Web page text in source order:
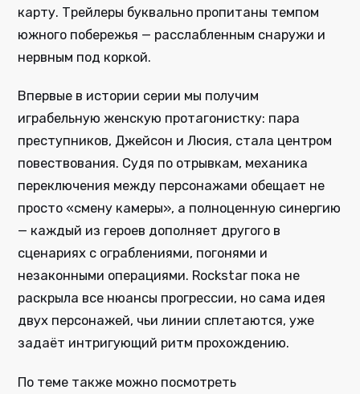
карту. Трейлеры буквально пропитаны темпом
южного побережья — расслабленным снаружи и
нервным под коркой.
Впервые в истории серии мы получим
играбельную женскую протагонистку: пара
преступников, Джейсон и Люсия, стала центром
повествования. Судя по отрывкам, механика
переключения между персонажами обещает не
просто «смену камеры», а полноценную синергию
— каждый из героев дополняет другого в
сценариях с ограблениями, погонями и
незаконными операциями. Rockstar пока не
раскрыла все нюансы прогрессии, но сама идея
двух персонажей, чьи линии сплетаются, уже
задаёт интригующий ритм прохождению.
По теме также можно посмотреть